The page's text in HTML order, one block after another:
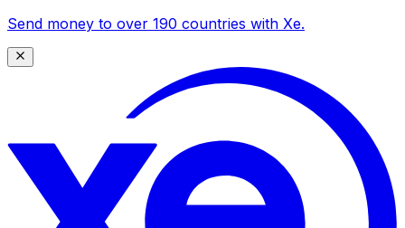
Send money to over 190 countries with Xe.